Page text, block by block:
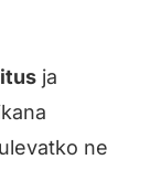
ja
ne